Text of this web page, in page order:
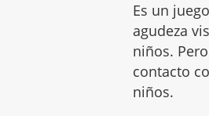
Es un
agudeza
niños.
contacto
niños.